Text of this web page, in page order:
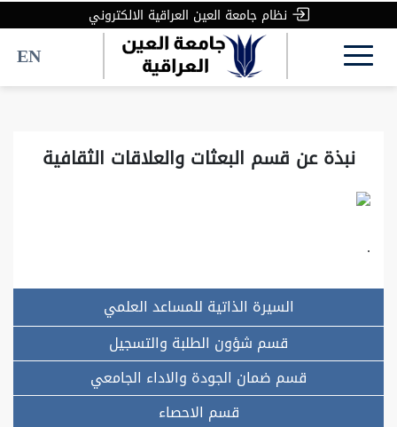
نظام جامعة العين العراقية الالكتروني
EN
السيرة الذاتية للمساعد العلمي
قسم شؤون الطلبة والتسجيل
قسم ضمان الجودة والاداء الجامعي
قسم الاحصاء
نبذة عن قسم البعثات والعلاقات الثقافية
.